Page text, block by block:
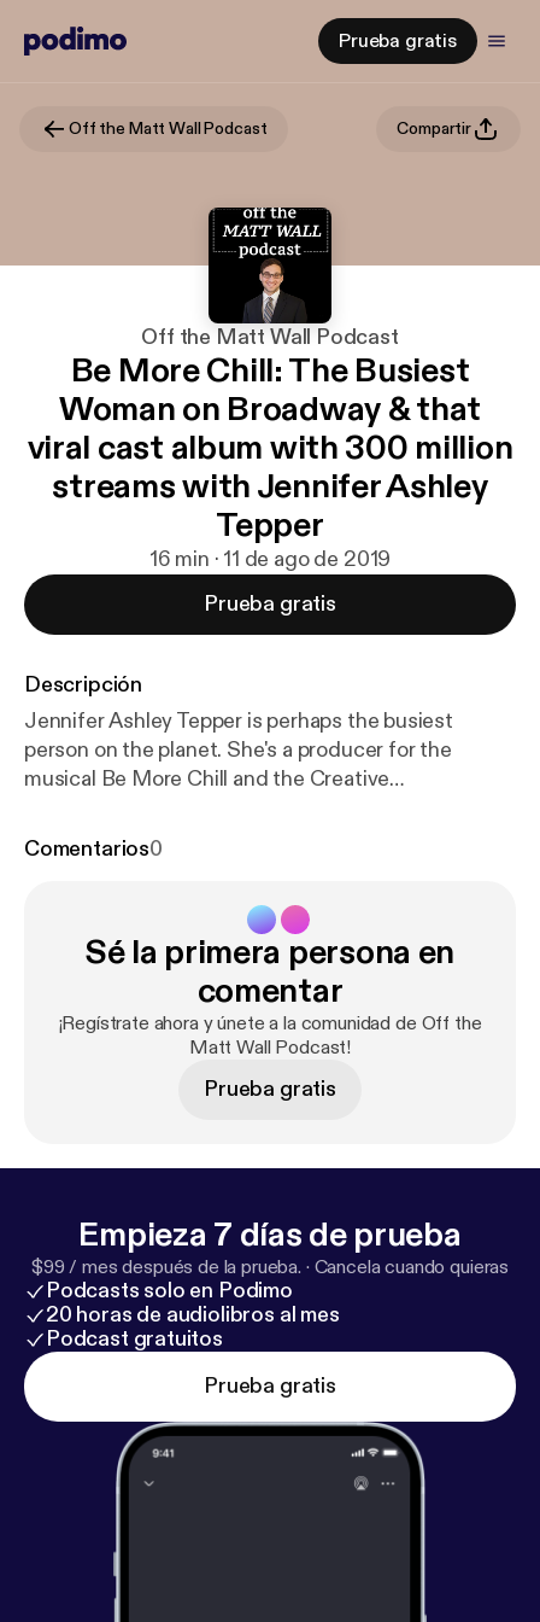
Prueba gratis
Off the Matt Wall Podcast Compartir
Off the Matt Wall Podcast
Be More Chill: The Busiest
Woman on Broadway & that
viral cast album with 300 million
streams with Jennifer Ashley
Tepper
16 min · 11 de ago de 2019
Prueba gratis
Descripción
Jennifer Ashley Tepper is perhaps the busiest
person on the planet. She's a producer for the
musical Be More Chill and the Creative
She's the author of The Untold Stories of Broadway
called Broadway Bounty Hunter. This episode
highlights the first ever Broadway show to have a
viral cast album before its opening and how a demo
CD she found in a dusty drawer at her internship led
her to the discovery of Joe Iconis. Plus, hear the
prevented Be More Chill from ever hitting the
Comentarios0
Sé la primera persona en
comentar
¡Regístrate ahora y únete a la comunidad de Off the
Matt Wall Podcast!
Prueba gratis
Empieza 7 días de prueba
$99 / mes después de la prueba. · Cancela cuando quieras
Podcasts solo en Podimo
20 horas de audiolibros al mes
Podcast gratuitos
Prueba gratis